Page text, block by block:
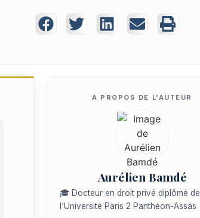
Aurélien Bamdé
🎓 Docteur en droit privé diplômé de
l'Université Paris 2 Panthéon-Assas